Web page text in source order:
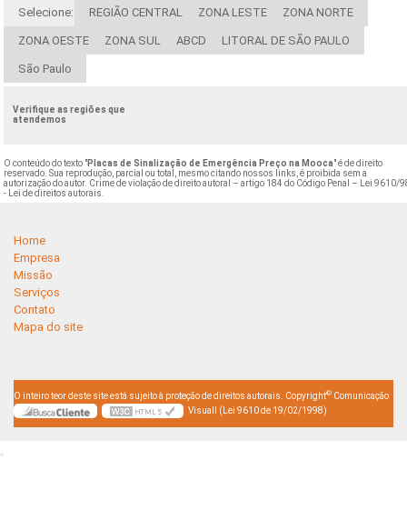
Selecione: REGIÃO CENTRAL ZONA LESTE ZONA NORTE
ZONA OESTE ZONA SUL ABCD LITORAL DE SÃO PAULO
São Paulo
Verifique as regiões que
atendemos
O conteúdo do texto "Placas de Sinalização de Emergência Preço na Mooca" é de direito
reservado. Sua reprodução, parcial ou total, mesmo citando nossos links, é proibida sem a
autorização do autor. Crime de violação de direito autoral – artigo 184 do Código Penal – Lei 9610/
- Lei de direitos autorais.
Home
Empresa
Missão
Serviços
Contato
Mapa do site
O inteiro teor deste site está sujeito à proteção de direitos autorais. Copyright© Comunicação
Visuall (Lei 9610 de 19/02/1998)